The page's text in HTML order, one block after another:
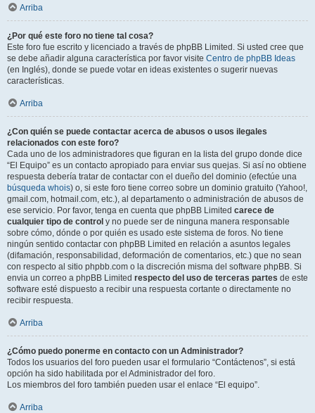
Arriba
¿Por qué este foro no tiene tal cosa?
Este foro fue escrito y licenciado a través de phpBB Limited. Si usted cree que
se debe añadir alguna característica por favor visite Centro de phpBB Ideas
(en Inglés), donde se puede votar en ideas existentes o sugerir nuevas
características.
Arriba
¿Con quién se puede contactar acerca de abusos o usos ilegales
relacionados con este foro?
Cada uno de los administradores que figuran en la lista del grupo donde dice
“El Equipo” es un contacto apropiado para enviar sus quejas. Si así no obtiene
respuesta debería tratar de contactar con el dueño del dominio (efectúe una
búsqueda whois) o, si este foro tiene correo sobre un dominio gratuito (Yahoo!,
gmail.com, hotmail.com, etc.), al departamento o administración de abusos de
ese servicio. Por favor, tenga en cuenta que phpBB Limited carece de
cualquier tipo de control y no puede ser de ninguna manera responsable
sobre cómo, dónde o por quién es usado este sistema de foros. No tiene
ningún sentido contactar con phpBB Limited en relación a asuntos legales
(difamación, responsabilidad, deformación de comentarios, etc.) que no sean
con respecto al sitio phpbb.com o la discreción misma del software phpBB. Si
envia un correo a phpBB Limited respecto del uso de terceras partes de este
software esté dispuesto a recibir una respuesta cortante o directamente no
recibir respuesta.
Arriba
¿Cómo puedo ponerme en contacto con un Administrador?
Todos los usuarios del foro pueden usar el formulario “Contáctenos”, si está
opción ha sido habilitada por el Administrador del foro.
Los miembros del foro también pueden usar el enlace “El equipo”.
Arriba